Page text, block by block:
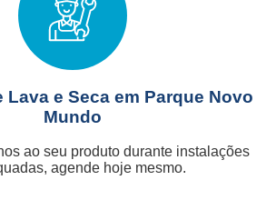
Lava e Seca em Parque Novo
Mundo
ao seu produto durante instalações
agende hoje mesmo.